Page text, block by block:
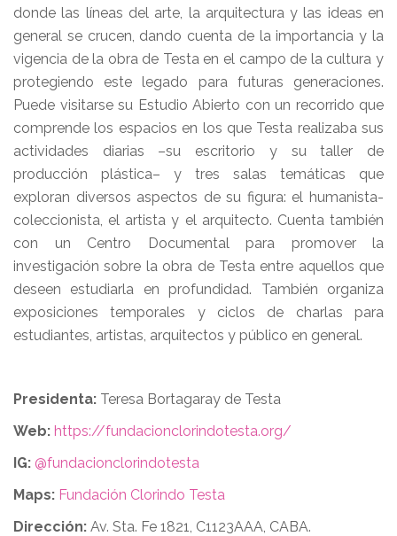
donde las líneas del arte, la arquitectura y las ideas en
general se crucen, dando cuenta de la importancia y la
vigencia de la obra de Testa en el campo de la cultura y
protegiendo este legado para futuras generaciones.
Puede visitarse su Estudio Abierto con un recorrido que
comprende los espacios en los que Testa realizaba sus
actividades diarias –su escritorio y su taller de
producción plástica– y tres salas temáticas que
exploran diversos aspectos de su figura: el humanista-
coleccionista, el artista y el arquitecto. Cuenta también
con un Centro Documental para promover la
investigación sobre la obra de Testa entre aquellos que
deseen estudiarla en profundidad. También organiza
exposiciones temporales y ciclos de charlas para
estudiantes, artistas, arquitectos y público en general.
Presidenta: Teresa Bortagaray de Testa
Web: https://fundacionclorindotesta.org/
IG: @fundacionclorindotesta
Maps: Fundación Clorindo Testa
Dirección: Av. Sta. Fe 1821, C1123AAA, CABA.